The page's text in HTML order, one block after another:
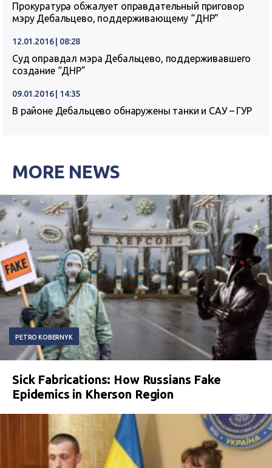
Прокуратура обжалует оправдательный приговор
мэру Дебальцево, поддерживающему “ДНР”
12.01.2016 | 08:28
Суд оправдал мэра Дебальцево, поддерживавшего
создание “ДНР”
09.01.2016 | 14:35
В районе Дебальцево обнаружены танки и САУ – ГУР
MORE NEWS
PETRO KOBERNYK
Sick Fabrications: How Russians Fake
Epidemics in Kherson Region